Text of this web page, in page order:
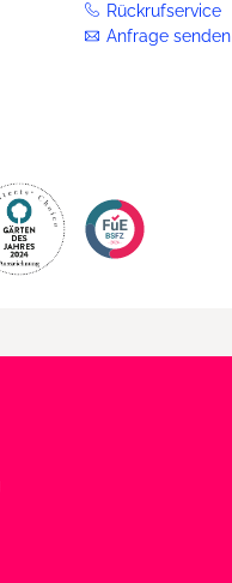
Rückrufservice
Anfrage senden